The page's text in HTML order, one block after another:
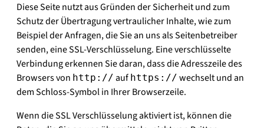
Diese Seite nutzt aus Gründen der Sicherheit und zum
Schutz der Übertragung vertraulicher Inhalte, wie zum
Beispiel der Anfragen, die Sie an uns als Seitenbetreiber
senden, eine SSL-Verschlüsselung. Eine verschlüsselte
Verbindung erkennen Sie daran, dass die Adresszeile des
Browsers von http:// auf https:// wechselt und an
dem Schloss-Symbol in Ihrer Browserzeile.
Wenn die SSL Verschlüsselung aktiviert ist, können die